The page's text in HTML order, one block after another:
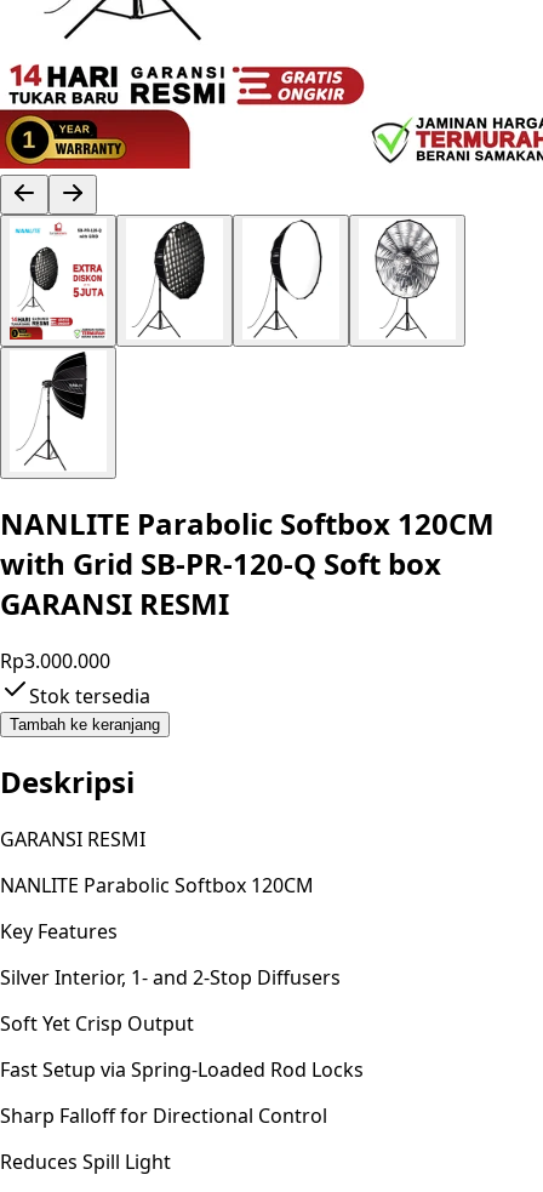
NANLITE Parabolic Softbox 120CM
with Grid SB-PR-120-Q Soft box
GARANSI RESMI
Rp3.000.000
Stok tersedia
Tambah ke keranjang
Deskripsi
GARANSI RESMI
NANLITE Parabolic Softbox 120CM
Key Features
Silver Interior, 1- and 2-Stop Diffusers
Soft Yet Crisp Output
Fast Setup via Spring-Loaded Rod Locks
Sharp Falloff for Directional Control
Reduces Spill Light